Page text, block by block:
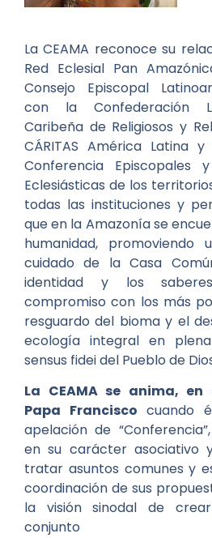
La CEAMA reconoce su
Red Eclesial Pan
Consejo Episcopal
con la Confederación
Caribeña de Religiosos y
CÁRITAS América Latina
Conferencia Episcopales
Eclesiásticas de los
todas las instituciones y
que en la Amazonía se
humanidad, promoviendo
cuidado de la Casa
identidad y los
compromiso con los más
resguardo del bioma y el
ecología integral en
sensus fidei del Pueblo de
La CEAMA se anima,
Papa Francisco cuando
apelación de
en su carácter asociativo
tratar asuntos comunes y
coordinación de sus
la visión sinodal de
conjunto